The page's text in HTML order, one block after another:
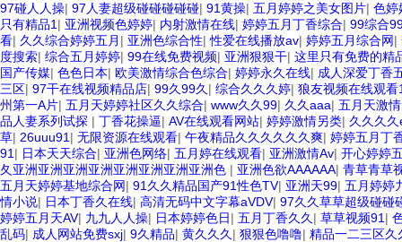
97碰人人操| 97人妻超级碰碰碰碰碰| 91黄操| 五月婷婷之美女图片| 色婷
只有精品1 | 亚洲视频色婷婷| 内射激情在线| 婷婷五月丁香综合| 99综合
看| 久久综合婷婷五月 | 亚洲色综合性|性爱在线播放av| 婷婷五月综合网|
度搜索| 综合五月婷婷| 99在线免费视频| 亚洲狠狠干| 这里只有免费的精
国产传媒| 色色日本| 欧美激情综合色综合| 婷婷永久在线| 成人深爱丁香
三区| 97干在线视频精品店| 99久99久 | 综合久久久婷| 狼友视频在线观看
州第一A片| 五月天婷婷社区久久综合| www久久99| 久久aaa| 五月天激
品人妻系列试探 | 丁香花操逼| AV在线观看网站| 婷婷激情另类| 久久久
草| 26uuu91 | 无限资源在线观看| 午夜精品久久久久久久爽| 婷婷五月丁
91 | 日本天天综合| 亚洲色网络| 五月婷在线观看| 亚洲激情Av| 开心婷婷
夂亚洲亚洲亚洲亚洲亚洲亚洲亚洲亚洲色 | 亚洲色欲AAAAAA| 青草青草
五月天婷婷基地综合网| 91久久精品国产91性色TV| 亚洲天99| 五月婷婷
情小说| 日本丁香久在线| 高清无码中文字幕aVDV| 97久久草草超级碰碰
婷婷五月天AV| 九九人人操| 日本婷婷色日| 五月丁香久久 | 草草视频91 |
乱码| 成人网站免费sxj| 9久精品| 黄久久久 | 狠狠色噜噜| 精品一二三区久